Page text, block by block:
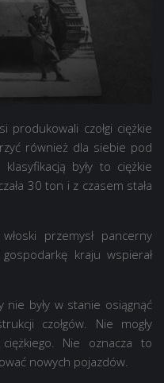
produkowali czołgi ciężkie
również dla siebie pod
były to ciężkie
30 ton i z czasem stała
przemysł pancerny
kraju wspierał
nie były w stanie osiągnąć
czołgów. Nie mogły
Nie oznacza to
nowych pojazdów.